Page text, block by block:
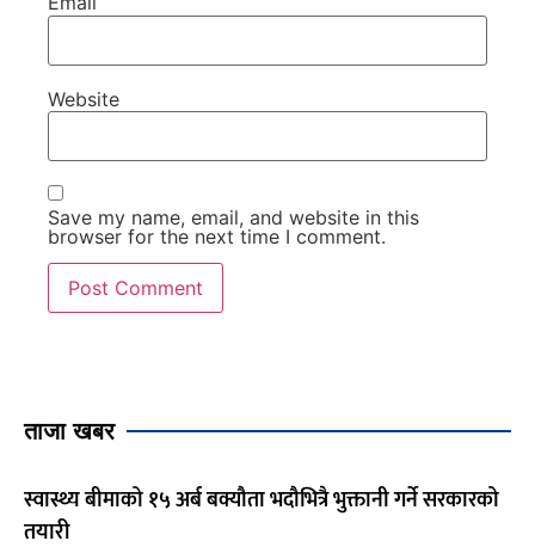
Website
Save my name, email, and website in this
browser for the next time I comment.
ताजा खबर
स्वास्थ्य बीमाको १५ अर्ब बक्यौता भदौभित्रै भुक्तानी गर्ने सरकारको
तयारी